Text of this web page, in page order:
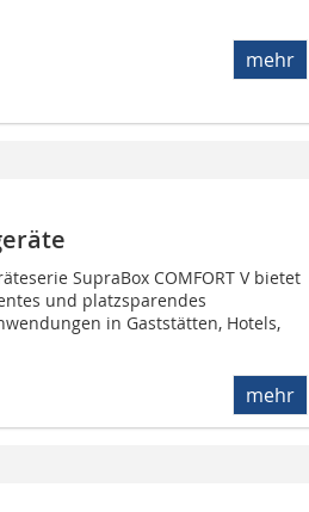
mehr
SupraBox COMFORT V bietet
und platzsparendes
in Gaststätten, Hotels,
mehr